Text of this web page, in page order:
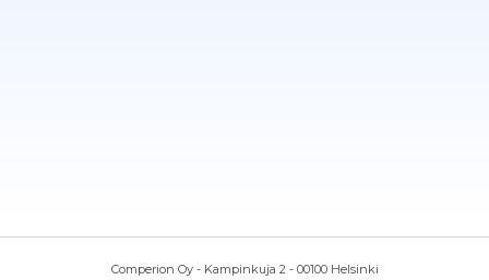
Comperion Oy - Kampinkuja 2 - 00100 Helsinki